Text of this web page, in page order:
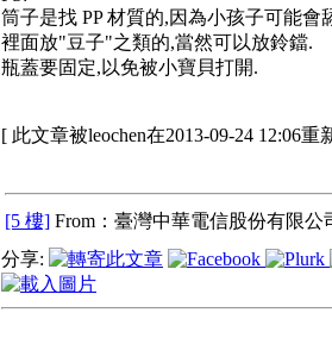
筒子是找 PP 材質的,因為小孩子可能會
裡面放"豆子"之類的,當然可以放鈴鐺.
瓶蓋要固定,以免被小寶貝打開.
[ 此文章被leochen在2013-09-24 12:06重
[5 樓] From：臺灣中華電信股份有限公
分享: